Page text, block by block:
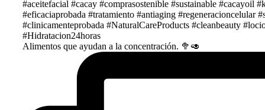
Alimentos que ayudan a la concentración. 🥦🥑